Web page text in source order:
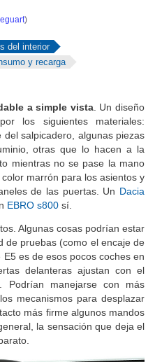
)
del interior
y recarga
a simple vista. Un diseño
los siguientes materiales:
salpicadero, algunas piezas
otras que lo hacen a la
mientras no se pase la mano
color marrón para los asientos y
de las puertas. Un Dacia
EBRO s800 sí.
Algunas cosas podrían estar
de pruebas (como el encaje de
es de esos pocos coches en
delanteras ajustan con el
Podrían manejarse con más
mecanismos para desplazar
más firme algunos mandos
la sensación que deja el